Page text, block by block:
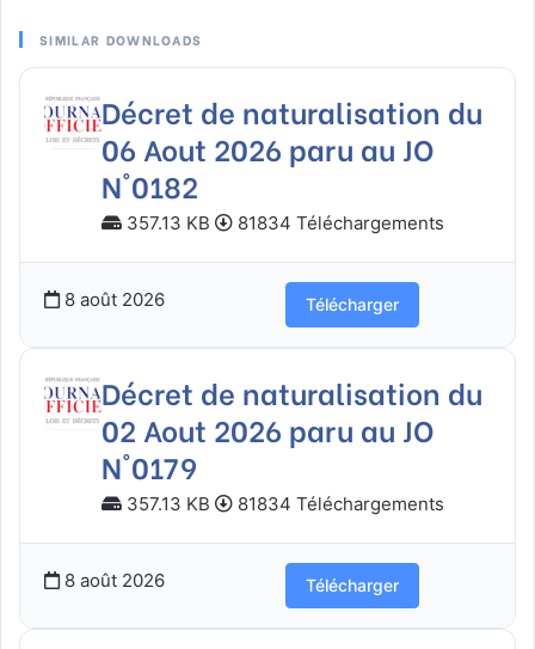
SIMILAR DOWNLOADS
Décret de naturalisation du
06 Aout 2026 paru au JO
N°0182
357.13 KB 81834 Téléchargements
8 août 2026 Télécharger
Décret de naturalisation du
02 Aout 2026 paru au JO
N°0179
357.13 KB 81834 Téléchargements
8 août 2026 Télécharger